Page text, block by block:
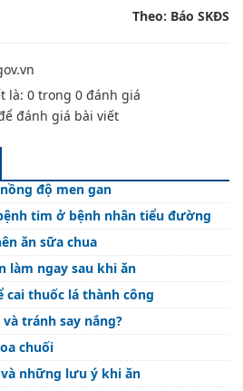
Theo: Báo SKĐS
là: 0 trong 0 đánh giá
đánh giá bài viết
độ men gan
tim ở bệnh nhân tiểu đường
ăn sữa chua
làm ngay sau khi ăn
cai thuốc lá thành công
tránh say nắng?
chuối
những lưu ý khi ăn